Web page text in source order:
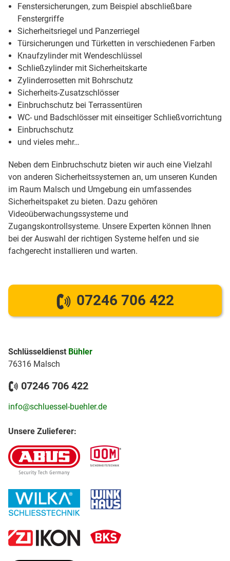
Fenstersicherungen, zum Beispiel abschließbare
Fenstergriffe
Sicherheitsriegel und Panzerriegel
Türsicherungen und Türketten in verschiedenen Farben
Knaufzylinder mit Wendeschlüssel
Schließzylinder mit Sicherheitskarte
Zylinderrosetten mit Bohrschutz
Sicherheits-Zusatzschlösser
Einbruchschutz bei Terrassentüren
WC- und Badschlösser mit einseitiger Schließvorrichtung
Einbruchschutz
und vieles mehr…
Neben dem Einbruchschutz bieten wir auch eine Vielzahl
von anderen Sicherheitssystemen an, um unseren Kunden
im Raum Malsch und Umgebung ein umfassendes
Sicherheitspaket zu bieten. Dazu gehören
Videoüberwachungssysteme und
Zugangskontrollsysteme. Unsere Experten können Ihnen
bei der Auswahl der richtigen Systeme helfen und sie
fachgerecht installieren und warten.
07246 706 422
Schlüsseldienst Bühler
76316 Malsch
07246 706 422
info@schluessel-buehler.de
Unsere Zulieferer: